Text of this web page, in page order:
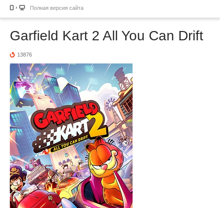
Полная версия сайта
Garfield Kart 2 All You Can Drift
13876